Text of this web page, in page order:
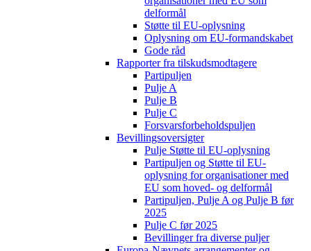
delformål
Støtte til EU-oplysning
Oplysning om EU-formandskabet
Gode råd
Rapporter fra tilskudsmodtagere
Partipuljen
Pulje A
Pulje B
Pulje C
Forsvarsforbeholdspuljen
Bevillingsoversigter
Pulje Støtte til EU-oplysning
Partipuljen og Støtte til EU-
oplysning for organisationer med
EU som hoved- og delformål
Partipuljen, Pulje A og Pulje B før
2025
Pulje C før 2025
Bevillinger fra diverse puljer